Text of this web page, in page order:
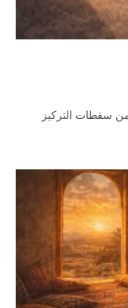
سقطات التركيز